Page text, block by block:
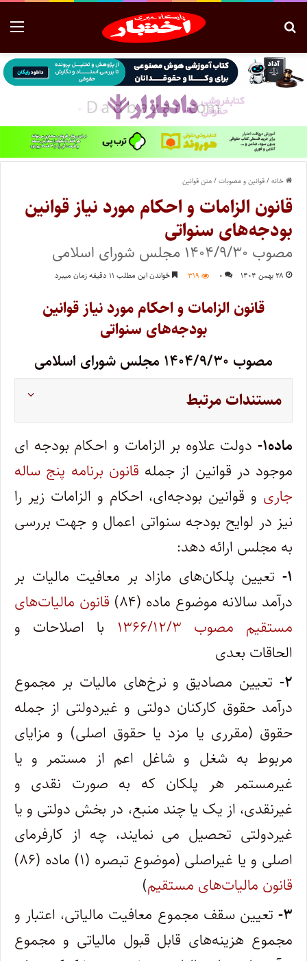
خانه/قوانین و مصوبات/متن قوانین
قانون الزامات و احکام مورد نیاز قوانین
بودجه‌های سنواتی
مصوب ۱۴۰۴/۹/۳۰ مجلس شورای اسلامی
۲۸ بهمن ۱۴۰۴ ۰ ۳۱۹ خواندن این مطلب ۱۱ دقیقه زمان میبرد
قانون الزامات و احکام مورد نیاز قوانین
بودجه‌های سنواتی
مصوب ۱۴۰۴/۹/۳۰ مجلس شورای اسلامی
مستندات مرتبط
ماده۱-
دولت علاوه بر الزامات و احکام بودجه ای
موجود در قوانین از جمله قانون برنامه پنج ساله
جاری و قوانین بودجه‌ای، احکام و الزامات زیر را
نیز در لوایح بودجه سنواتی اعمال و جهت بررسی
به مجلس ارائه دهد:
۱- تعیین پلکان‌های مازاد بر معافیت مالیات بر
درآمد سالانه موضوع ماده (۸۴)
قانون مالیات‌های
مستقیم مصوب ۱۳۶۶/۱۲/۳
با اصلاحات و
الحاقات بعدی
۲- تعیین مصادیق و نرخ‌های مالیات بر مجموع
درآمد حقوق کارکنان دولتی و غیردولتی از جمله
حقوق (مقرری یا مزد یا حقوق اصلی) و مزایای
مربوط به شغل و شاغل اعم از مستمر و یا
غیرمستمر هر پلکان که به صورت نقدی و
غیرنقدی، از یک یا چند منبع، در بخش دولتی و یا
غیردولتی تحصیل می نمایند، چه از کارفرمای
اصلی و یا غیراصلی (موضوع تبصره (۱) ماده (۸۶)
قانون مالیات‌های مستقیم)
۳- تعیین سقف مجموع معافیت مالیاتی، اعتبار و
مجموع هزینه‌های قابل قبول مالیاتی و مجموع